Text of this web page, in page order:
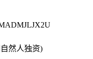
然人独资)